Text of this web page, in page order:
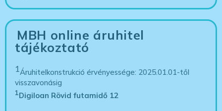
MBH online áruhitel
tájékoztató
1Áruhitelkonstrukció érvényessége: 2025.01.01-től
visszavonásig
1Digiloan Rövid futamidő 12